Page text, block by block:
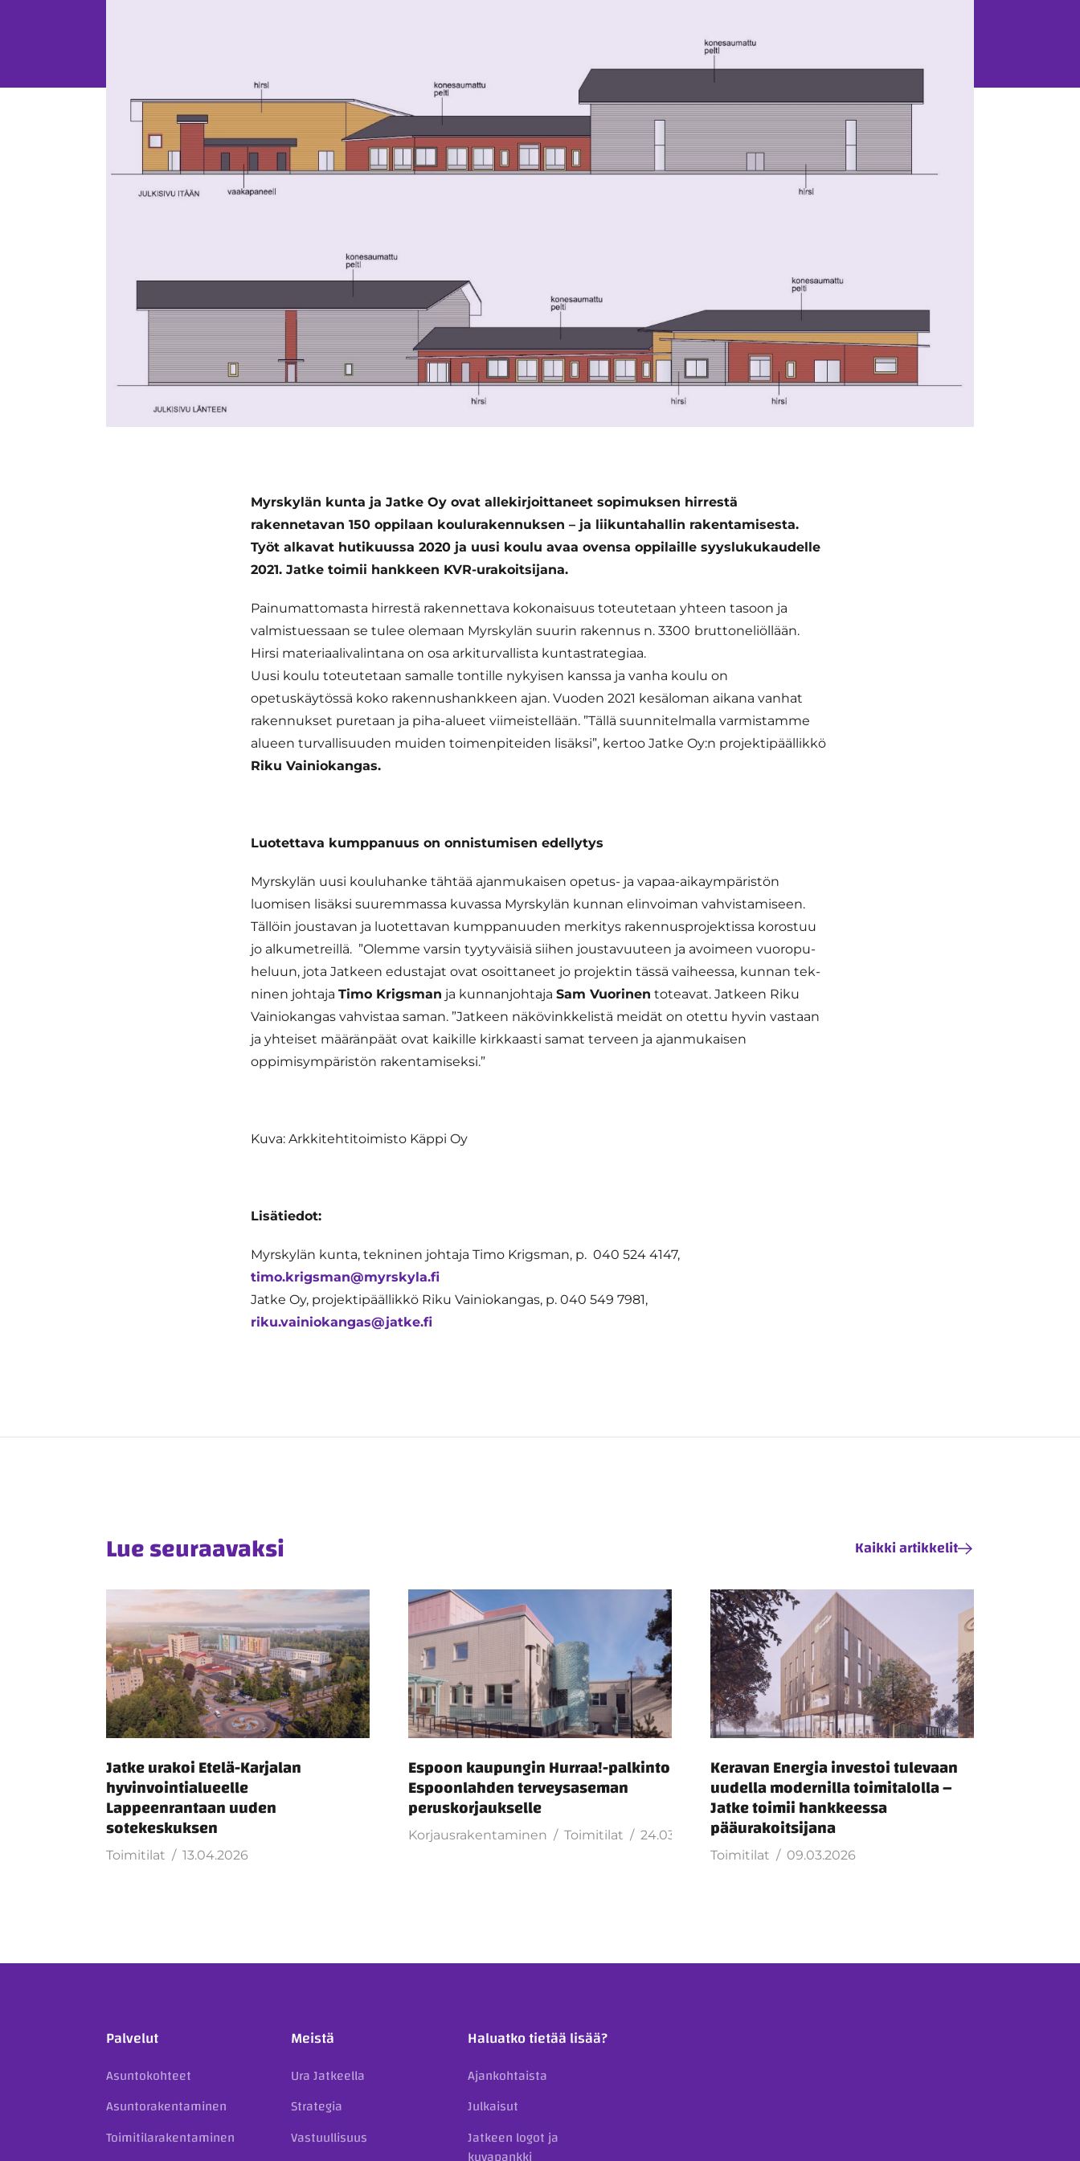
Myrs­ky­län kun­ta ja Jatke Oy ovat allekirjoittaneet sopimuksen hirrestä
rakennetavan 150 oppilaan koulurakennuksen – ja liikuntahallin rakentamisesta.
Työt alkavat hutikuussa 2020 ja uusi koulu avaa ovensa oppilaille syyslukukaudelle
2021. Jatke toimii hankkeen KVR-urakoitsijana.
Painumattomasta hirrestä rakennettava kokonaisuus toteutetaan yhteen tasoon ja
valmistuessaan se tulee olemaan Myrskylän suurin rakennus n. 3300 bruttoneliöllään.
Hirsi materiaalivalintana on osa arkiturvallista kuntastrategiaa.
Uusi koulu toteutetaan samalle tontille nykyisen kanssa ja vanha koulu on
opetuskäytössä koko rakennushankkeen ajan. Vuoden 2021 kesäloman aikana vanhat
rakennukset puretaan ja piha-alueet viimeistellään. ”Tällä suunnitelmalla varmistamme
alueen turvallisuuden muiden toimenpiteiden lisäksi”, kertoo Jatke Oy:n projektipäällikkö
Riku Vainiokangas.
Luotettava kumppanuus on onnistumisen edellytys
Myrskylän uusi kouluhanke tähtää ajanmukaisen opetus- ja vapaa-aikaympäristön
luomisen lisäksi suuremmassa kuvassa Myrskylän kunnan elinvoiman vahvistamiseen.
Tällöin joustavan ja luotettavan kumppanuuden merkitys rakennusprojektissa korostuu
jo alkumetreillä. ”Olem­me var­sin tyy­ty­väi­siä sii­hen jous­ta­vuu­teen ja avoi­meen vuo­ro­pu­
he­luun, jota Jatkeen edus­ta­jat ovat osoit­ta­neet jo pro­jek­tin täs­sä vai­hees­sa, kun­nan tek­
ni­nen joh­ta­ja Timo Krigs­man ja kun­nan­joh­ta­ja Sam Vuo­ri­nen toteavat. Jatkeen Riku
Vainiokangas vahvistaa saman. ”Jatkeen näkövinkkelistä meidät on otettu hyvin vastaan
ja yhteiset määränpäät ovat kaikille kirkkaasti samat terveen ja ajanmukaisen
oppimisympäristön rakentamiseksi.”
Kuva: Arkkitehtitoimisto Käppi Oy
Lisätiedot:
Myrskylän kunta, tekninen johtaja Timo Krigsman, p. 040 524 4147,
timo.krigsman@myrskyla.fi
Jatke Oy, projektipäällikkö Riku Vainiokangas, p. 040 549 7981,
riku.vainiokangas@jatke.fi
Lue seuraavaksi
Jatke urakoi Etelä-Karjalan
hyvinvointialueelle
Lappeenrantaan uuden
sotekeskuksen
Toimitilat 13.04.2026
Espoon kaupungin Hurraa!-palkinto
Espoonlahden terveysaseman
peruskorjaukselle
Korjausrakentaminen Toimitilat 24.03.2026
Keravan Energia investoi tulevaan
uudella modernilla toimitalolla –
Jatke toimii hankkeessa
pääurakoitsijana
Toimitilat 09.03.2026
Kaikki artikkelit
Palvelut
Asuntokohteet
Asuntorakentaminen
Toimitilarakentaminen
Meistä
Ura Jatkeella
Strategia
Vastuullisuus
Haluatko tietää lisää?
Ajankohtaista
Julkaisut
Jatkeen logot ja